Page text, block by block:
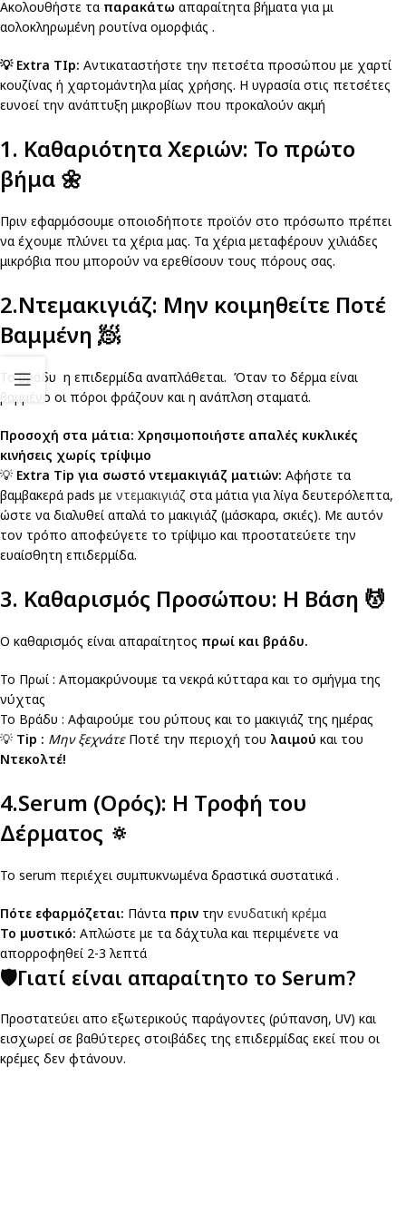
Ακολουθήστε τα παρακάτω απαραίτητα βήματα για μι
αολοκληρωμένη ρουτίνα ομορφιάς .
💡 Extra TIp: Αντικαταστήστε την πετσέτα προσώπου με χαρτί
κουζίνας ή χαρτομάντηλα μίας χρήσης. Η υγρασία στις πετσέτες
ευνοεί την ανάπτυξη μικροβίων που προκαλούν ακμή
1. Καθαριότητα Χεριών: Το πρώτο
βήμα 🌼
Πριν εφαρμόσουμε οποιοδήποτε προϊόν στο πρόσωπο πρέπει
να έχουμε πλύνει τα χέρια μας. Τα χέρια μεταφέρουν χιλιάδες
μικρόβια που μπορούν να ερεθίσουν τους πόρους σας.
2.Ντεμακιγιάζ: Μην κοιμηθείτε Ποτέ
Βαμμένη 🧖
Το βράδυ η επιδερμίδα αναπλάθεται. Όταν το δέρμα είναι
βαμμένο οι πόροι φράζουν και η ανάπλση σταματά.
Προσοχή στα μάτια: Χρησιμοποιήστε απαλές κυκλικές
κινήσεις χωρίς τρίψιμο
💡 Extra Tip για σωστό ντεμακιγιάζ ματιών: Αφήστε τα
βαμβακερά pads με ντεμακιγιάζ στα μάτια για λίγα δευτερόλεπτα,
ώστε να διαλυθεί απαλά το μακιγιάζ (μάσκαρα, σκιές). Με αυτόν
τον τρόπο αποφεύγετε το τρίψιμο και προστατεύετε την
ευαίσθητη επιδερμίδα.
3. Καθαρισμός Προσώπου: Η Βάση 💆
Ο καθαρισμός είναι απαραίτητος πρωί και βράδυ.
Το Πρωί : Απομακρύνουμε τα νεκρά κύτταρα και το σμήγμα της
νύχτας
Το Βράδυ : Αφαιρούμε του ρύπους και το μακιγιάζ της ημέρας
💡 Tip : Μην ξεχνάτεΠοτέ την περιοχή του λαιμού και του
Ντεκολτέ!
4.Serum (Ορός): Η Τροφή του
Δέρματος 🔅
Το serum περιέχει συμπυκνωμένα δραστικά συστατικά .
Πότε εφαρμόζεται: Πάντα πριν την ενυδατική κρέμα
Το μυστικό: Απλώστε με τα δάχτυλα και περιμένετε να
απορροφηθεί 2-3 λεπτά
🛡Γιατί είναι απαραίτητο το Serum?
Προστατεύει απο εξωτερικούς παράγοντες (ρύπανση, UV) και
εισχωρεί σε βαθύτερες στοιβάδες της επιδερμίδας εκεί που οι
κρέμες δεν φτάνουν.